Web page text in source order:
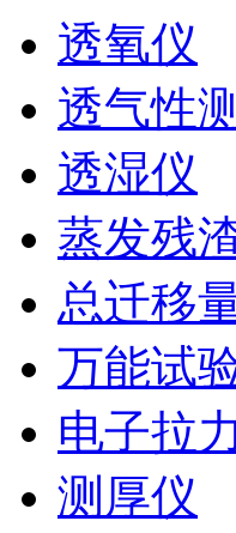
透氧仪
透气性
透湿仪
蒸发残
总迁移
万能试
电子拉
测厚仪